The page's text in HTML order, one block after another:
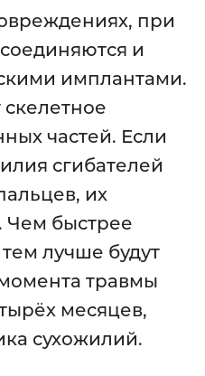
при
и
имплантами.
частей. Если
сгибателей
их
Чем быстрее
лучше будут
травмы
месяцев,
сухожилий.